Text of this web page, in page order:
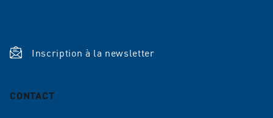
Inscription à la newsletter
CONTACT